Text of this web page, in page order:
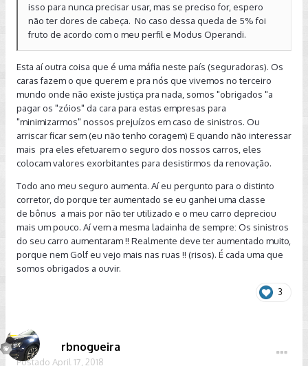
isso para nunca precisar usar, mas se preciso for, espero
não ter dores de cabeça. No caso dessa queda de 5% foi
fruto de acordo com o meu perfil e Modus Operandi.
Esta aí outra coisa que é uma máfia neste país (seguradoras). Os
caras fazem o que querem e pra nós que vivemos no terceiro
mundo onde não existe justiça pra nada, somos "obrigados "a
pagar os "zóios" da cara para estas empresas para
"minimizarmos" nossos prejuízos em caso de sinistros. Ou
arriscar ficar sem (eu não tenho coragem) E quando não interessar
mais pra eles efetuarem o seguro dos nossos carros, eles
colocam valores exorbitantes para desistirmos da renovação.
Todo ano meu seguro aumenta. Aí eu pergunto para o distinto
corretor, do porque ter aumentado se eu ganhei uma classe
de bônus a mais por não ter utilizado e o meu carro depreciou
mais um pouco. Aí vem a mesma ladainha de sempre: Os sinistros
do seu carro aumentaram !! Realmente deve ter aumentado muito,
porque nem Golf eu vejo mais nas ruas !! (risos). É cada uma que
somos obrigados a ouvir.
3
rbnogueira
Postado April 17, 2018